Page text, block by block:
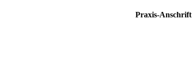
Praxis-Anschrift